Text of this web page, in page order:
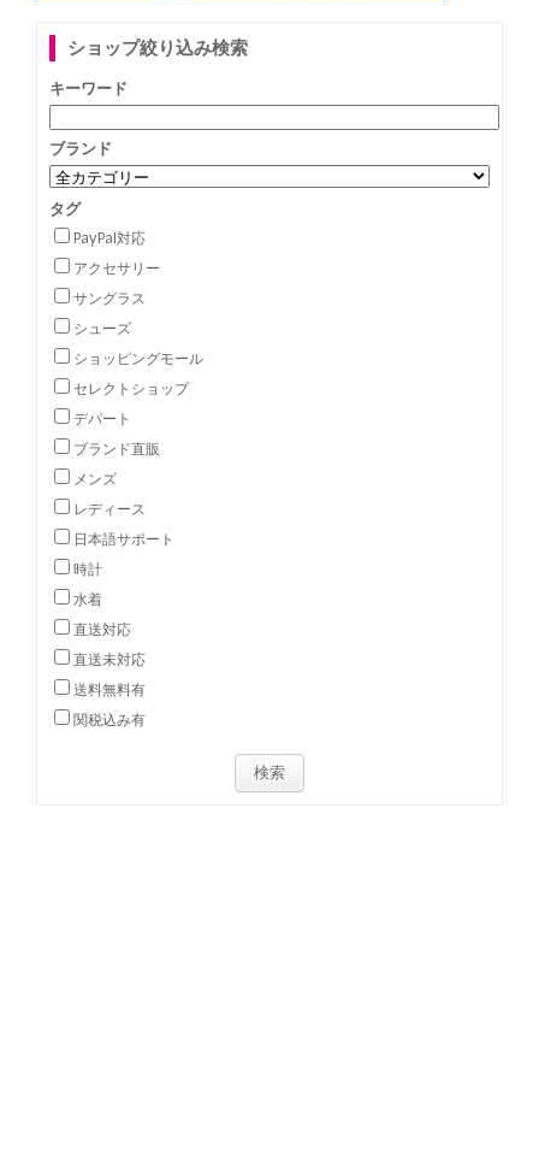
ショップ絞り込み検索
キーワード
ブランド
タグ
PayPal対応
アクセサリー
サングラス
シューズ
ショッピングモール
セレクトショップ
デパート
ブランド直販
メンズ
レディース
日本語サポート
時計
水着
直送対応
直送未対応
送料無料有
関税込み有